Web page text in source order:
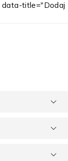
title="Dodaj